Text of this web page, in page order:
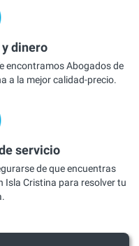
dinero
encontramos Abogados de
a la mejor calidad-precio.
servicio
de que encuentras
Isla Cristina para resolver tu